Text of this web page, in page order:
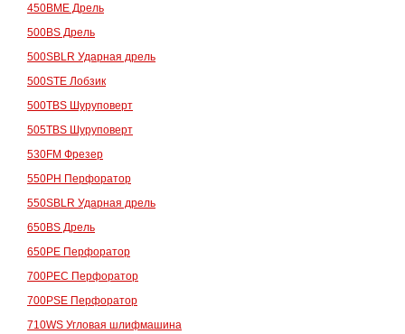
450BME Дрель
500BS Дрель
500SBLR Ударная дрель
500STE Лобзик
500TBS Шуруповерт
505TBS Шуруповерт
530FM Фрезер
550PH Перфоратор
550SBLR Ударная дрель
650BS Дрель
650PE Перфоратор
700PEC Перфоратор
700PSE Перфоратор
710WS Угловая шлифмашина